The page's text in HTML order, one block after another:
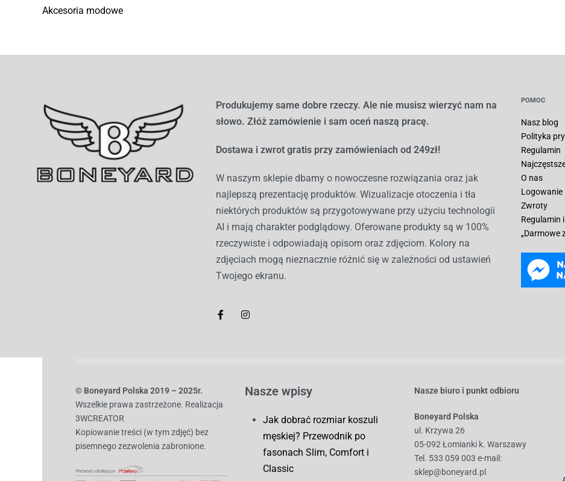
Akcesoria modowe
Produkujemy same dobre rzeczy. Ale nie musisz wierzyć nam na
słowo. Złóż zamówienie i sam oceń naszą pracę.
Dostawa i zwrot gratis przy zamówieniach od 249zł!
W naszym sklepie dbamy o nowoczesne rozwiązania oraz jak
najlepszą prezentację produktów. Wizualizacje otoczenia i tła
niektórych produktów są przygotowywane przy użyciu technologii
AI i mają charakter podglądowy. Oferowane produkty są w 100%
rzeczywiste i odpowiadają opisom oraz zdjęciom. Kolory na
zdjęciach mogą nieznacznie różnić się w zależności od ustawień
Twojego ekranu.
POMOC
Nasz blog
Polityka
Regulamin
O nas
Logowanie
Zwroty
Regulamin
„Darmowe
© Boneyard Polska 2019 – 2025r.
Wszelkie prawa zastrzeżone. Realizacja
3WCREATOR
Kopiowanie treści (w tym zdjęć) bez
pisemnego zezwolenia zabronione.
Nasze wpisy
Jak dobrać rozmiar koszuli
męskiej? Przewodnik po
fasonach Slim, Comfort i
Classic
Nasze biuro i punkt odbioru
Boneyard Polska
ul. Krzywa 26
05-092 Łomianki k. Warszawy
Tel. 533 059 003 e-mail:
sklep@boneyard.pl